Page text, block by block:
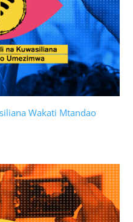
Wakati Mtandao